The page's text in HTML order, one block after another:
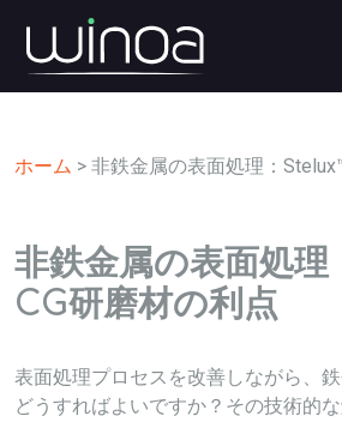
ホーム > 非鉄金属の表面処理：
非鉄金属の表面処
CG研磨材の利点
表面処理プロセスを改善しながら、
どうすればよいですか？その技術的